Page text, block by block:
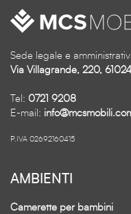
Sede legale e
Via Villagrande, 220,
Tel: 0721 9208
E-mail:
P.IVA 02692160415
AMBIENTI
Camerette per bambini